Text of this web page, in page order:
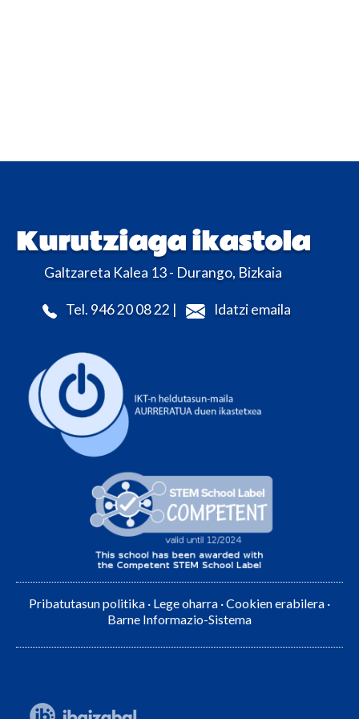
Kurutziaga ikastola
Galtzareta Kalea 13 - Durango, Bizkaia
Tel. 946 20 08 22 | Idatzi emaila
Pribatutasun politika · Lege oharra ·Cookien erabilera ·
Barne Informazio-Sistema